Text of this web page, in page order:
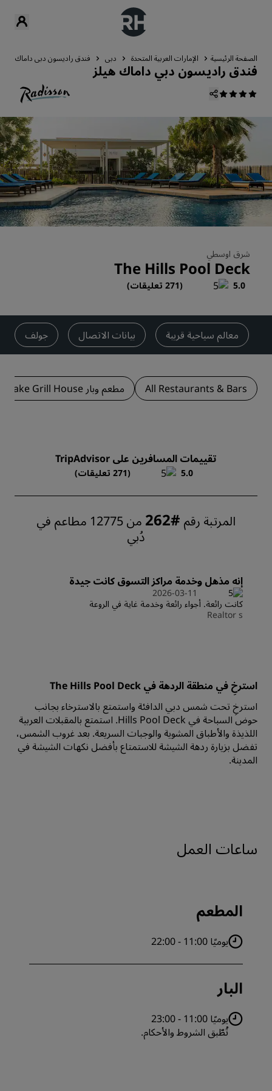
الصفحة الرئيسية الإمارات العربية المتحدة دبي فندق راديسون دبي داماك هيلز
فندق راديسون دبي داماك هيلز
شرق اوسطي
The Hills Pool Deck
5.0
(271 تعليقات )
معالم سياحية قريبة بيانات الاتصال جولف
All Restaurants & Bars مطعم وبار Fire Lake Grill House
تقييمات المسافرين على TripAdvisor
5.0 (271 تعليقات)
المرتبة رقم #262
من 12775 مطاعم في
دُبي
إنه مذهل وخدمة مراكز التسوق كانت جيدة
2026-03-11
كانت رائعة. أجواء رائعة وخدمة غاية في الروعة
Realtor s
استرخِ في منطقة الردهة في The Hills Pool Deck
استرخِ تحت شمس دبي الدافئة واستمتع بالاسترخاء بجانب
حوض السباحة في Hills Pool Deck. استمتع بالمقبلات العربية
اللذيذة والأطباق المشوية والوجبات السريعة. بعد غروب الشمس،
تفضل بزيارة ردهة الشيشة للاستمتاع بأفضل نكهات الشيشة في
المدينة.
ساعات العمل
المطعم
يوميًا 11:00 - 22:00
البار
يوميًا 11:00 - 23:00
تُطّبق الشروط والأحكام.